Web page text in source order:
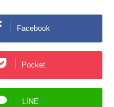
Facebook
Pocket
LINE